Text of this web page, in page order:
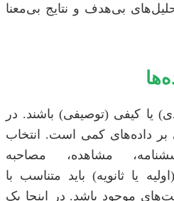
بی‌هدف و نتایج بی‌معنا
یا کیفی (توصیفی) باشند. در
بر داده‌های کمی است. انتخاب
مشاهده، مصاحبه
یا ثانویه) باید متناسب با
موجود باشد. در اینجا یک